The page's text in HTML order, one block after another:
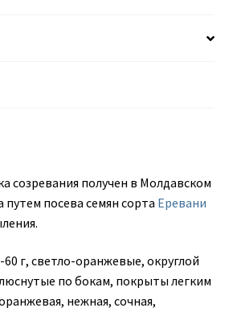
созревания получен в Молдавском
посева семян сорта Еревани
г, светло-оранжевые, округлой
по бокам, покрыты легким
нежная, сочная,